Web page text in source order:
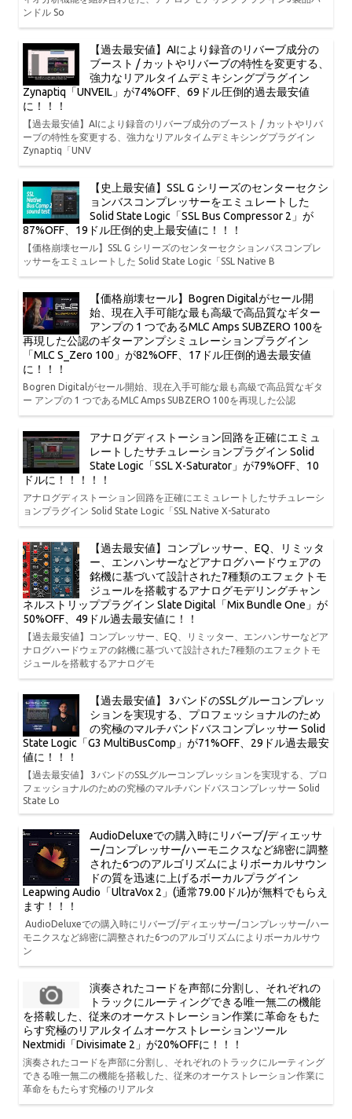
ンドル So
【過去最安値】AIにより録音のリバーブ成分の
ブースト / カットやリバーブの特性を変更する、
強力なリアルタイムデミキシングプラグイン
Zynaptiq「UNVEIL」が74%OFF、69ドル圧倒的過去最安値
に！！！
【過去最安値】AIにより録音のリバーブ成分のブースト / カットやリバ
ーブの特性を変更する、強力なリアルタイムデミキシングプラグイン
Zynaptiq「UNV
【史上最安値】SSL G シリーズのセンターセクシ
ョンバスコンプレッサーをエミュレートした
Solid State Logic「SSL Bus Compressor 2」が
87%OFF、19ドル圧倒的史上最安値に！！！
【価格崩壊セール】SSL G シリーズのセンターセクションバスコンプレ
ッサーをエミュレートした Solid State Logic「SSL Native B
【価格崩壊セール】Bogren Digitalがセール開
始、現在入手可能な最も高級で高品質なギター
アンプの 1 つであるMLC Amps SUBZERO 100を
再現した公認のギターアンプシミュレーションプラグイン
「MLC S_Zero 100」が82%OFF、17ドル圧倒的過去最安値
に！！！
Bogren Digitalがセール開始、現在入手可能な最も高級で高品質なギタ
ー アンプの 1 つであるMLC Amps SUBZERO 100を再現した公認
アナログディストーション回路を正確にエミュ
レートしたサチュレーションプラグイン Solid
State Logic「SSL X-Saturator」が79%OFF、10
ドルに！！！！！
アナログディストーション回路を正確にエミュレートしたサチュレーシ
ョンプラグイン Solid State Logic「SSL Native X-Saturato
【過去最安値】コンプレッサー、EQ、リミッタ
ー、エンハンサーなどアナログハードウェアの
銘機に基づいて設計された7種類のエフェクトモ
ジュールを搭載するアナログモデリングチャン
ネルストリッププラグイン Slate Digital「Mix Bundle One」が
50%OFF、49ドル過去最安値に！！
【過去最安値】コンプレッサー、EQ、リミッター、エンハンサーなどア
ナログハードウェアの銘機に基づいて設計された7種類のエフェクトモ
ジュールを搭載するアナログモ
【過去最安値】 3バンドのSSLグルーコンプレッ
ションを実現する、プロフェッショナルのため
の究極のマルチバンドバスコンプレッサー Solid
State Logic「G3 MultiBusComp」が71%OFF、29ドル過去最安
値に！！！
【過去最安値】 3バンドのSSLグルーコンプレッションを実現する、プロ
フェッショナルのための究極のマルチバンドバスコンプレッサー Solid
State Lo
AudioDeluxeでの購入時にリバーブ/ディエッサ
ー/コンプレッサー/ハーモニクスなど綿密に調整
された6つのアルゴリズムによりボーカルサウン
ドの質を迅速に上げるボーカルプラグイン
Leapwing Audio「UltraVox 2」(通常79.00ドル)が無料でもらえ
ます！！！
AudioDeluxeでの購入時にリバーブ/ディエッサー/コンプレッサー/ハー
モニクスなど綿密に調整された6つのアルゴリズムによりボーカルサウ
ン
演奏されたコードを声部に分割し、それぞれの
トラックにルーティングできる唯一無二の機能
を搭載した、従来のオーケストレーション作業に革命をもた
らす究極のリアルタイムオーケストレーションツール
Nextmidi「Divisimate 2」が20%OFFに！！！
演奏されたコードを声部に分割し、それぞれのトラックにルーティング
できる唯一無二の機能を搭載した、従来のオーケストレーション作業に
革命をもたらす究極のリアルタ